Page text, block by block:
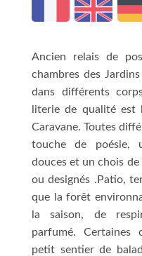
Ancien relais de
chambres des
dans différents
literie de qualité est
Caravane. Toutes
touche de poésie,
douces et un chois
ou designés .Patio,
que la forêt
la saison, de
parfumé. Certaines
petit sentier de